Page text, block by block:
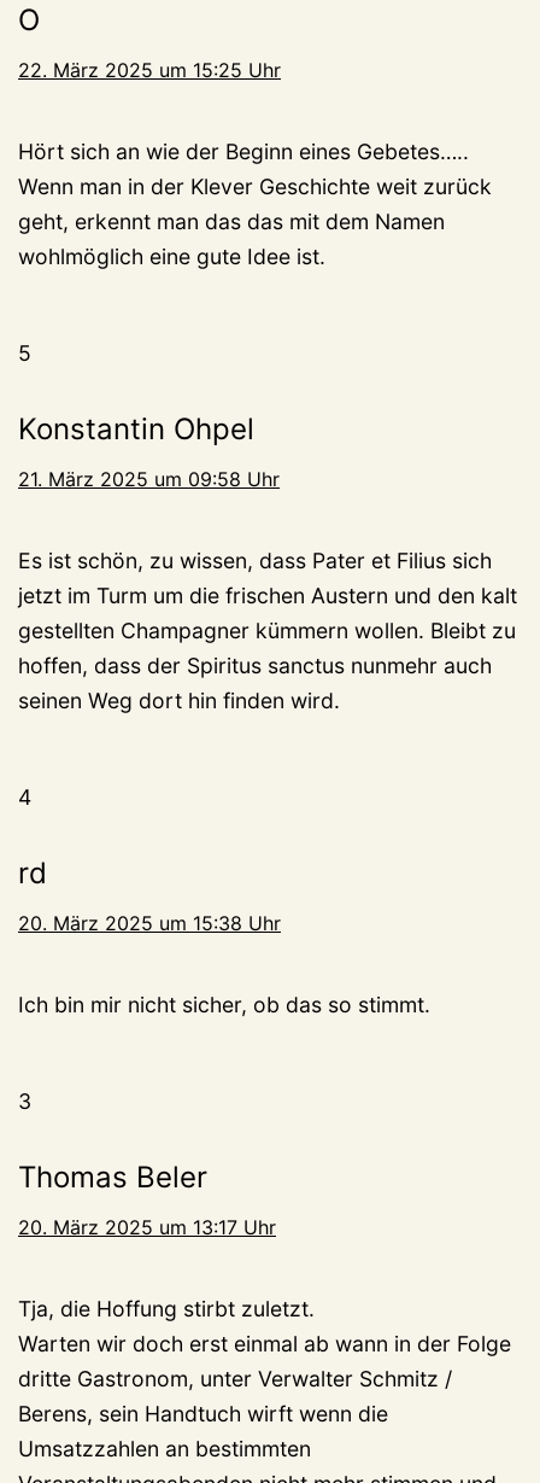
O
22. März 2025 um 15:25 Uhr
Hört sich an wie der Beginn eines Gebetes…..
Wenn man in der Klever Geschichte weit zurück
geht, erkennt man das das mit dem Namen
wohlmöglich eine gute Idee ist.
5
Konstantin Ohpel
21. März 2025 um 09:58 Uhr
Es ist schön, zu wissen, dass Pater et Filius sich
jetzt im Turm um die frischen Austern und den kalt
gestellten Champagner kümmern wollen. Bleibt zu
hoffen, dass der Spiritus sanctus nunmehr auch
seinen Weg dort hin finden wird.
4
rd
20. März 2025 um 15:38 Uhr
Ich bin mir nicht sicher, ob das so stimmt.
3
Thomas Beler
20. März 2025 um 13:17 Uhr
Tja, die Hoffung stirbt zuletzt.
Warten wir doch erst einmal ab wann in der Folge
dritte Gastronom, unter Verwalter Schmitz /
Berens, sein Handtuch wirft wenn die
Umsatzzahlen an bestimmten